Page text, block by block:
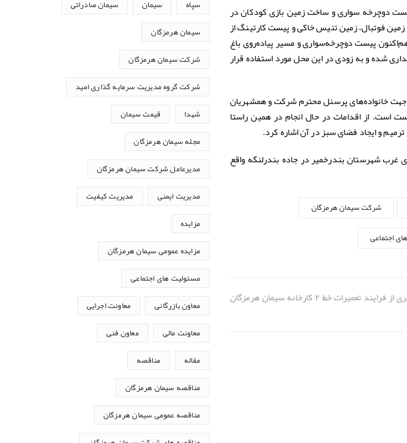
دوچرخه سواری و ساخت زمین بازی کودکان در
زمین فوتبال، زمین تنیس خاکی و پیست کارتینگ از
پیست دوچرخه‌سواری و مسیر پیاده‌روی باغ
شده و به زودی در این محل مورد استفاده قرار
جهت خانواده‌های پرسنل محترم شرکت و همشهریان
است. از اقدامات در حال انجام در همین راستا
و ایجاد فضای سبز در آن اشاره کرد.
در زمینی به وسعت بیش از ۱۰ هکتار در ۱۴ کیلومتری غرب شهرستان بندرخمیر در جاده بندرلنگه واقع
شرکت سیمان هرمزگان
اجتماعی
تعمیرات خط ۲ کارخانه سیمان هرمزگان
سپاه سیمان سیمان صادراتی
سیمان هرمزگان
شرکت سیمان هرمزگان
شرکت گروه مدیریت سرمایه گذاری امید
شهدا قیمت سیمان
مجله سیمان هرمزگان
مدیرعامل شرکت سیمان هرمزگان
مدیریت ایمنی مدیریت کیفیت
مزایده
مزایده عمومی سیمان هرمزگان
مسئولیت های اجتماعی
معاون بازرگانی معاونت اجرایی
معاونت مالی معاون فنی
مقاله مناقصه
مناقصه سیمان هرمزگان
مناقصه عمومی سیمان هرمزگان